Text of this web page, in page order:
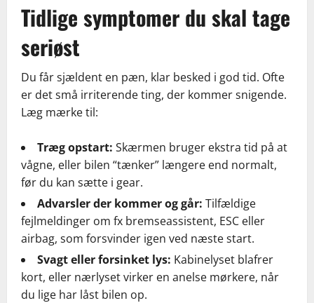
Tidlige symptomer du skal tage
seriøst
Du får sjældent en pæn, klar besked i god tid. Ofte
er det små irriterende ting, der kommer snigende.
Læg mærke til:
Træg opstart: Skærmen bruger ekstra tid på at
vågne, eller bilen “tænker” længere end normalt,
før du kan sætte i gear.
Advarsler der kommer og går: Tilfældige
fejlmeldinger om fx bremseassistent, ESC eller
airbag, som forsvinder igen ved næste start.
Svagt eller forsinket lys: Kabinelyset blafrer
kort, eller nærlyset virker en anelse mørkere, når
du lige har låst bilen op.